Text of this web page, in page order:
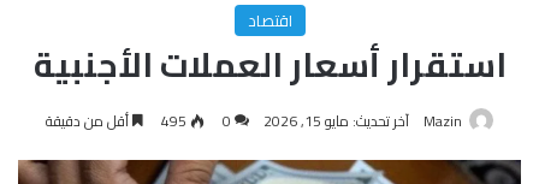
اقتصاد
استقرار أسعار العملات الأجنبية
Mazin آخر تحديث: مايو 15, 2026 0
495 أقل من دقيقة